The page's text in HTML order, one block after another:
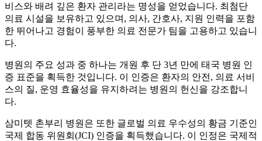
비스와 배려 깊은 환자 관리라는 명성을 얻었습니다. 최첨단
의료 시설을 보유하고 있으며, 의사, 간호사, 지원 인력을 포함
한 뛰어나고 경험이 풍부한 의료 전문가 팀을 고용하고 있습니
다.
병원의 주요 성과 중 하나는 개원 후 단 3년 만에 태국 병원 인
증 표준을 획득한 것입니다. 이 인증은 환자의 안전, 의료 서비
스의 질, 운영 효율성을 유지하려는 병원의 헌신을 강조합니
다.
삼미텟 촌부리 병원은 또한 글로벌 의료 우수성의 황금 기준인
국제 합동 위원회(JCI) 인증을 획득했습니다. 이 인정은 국제적